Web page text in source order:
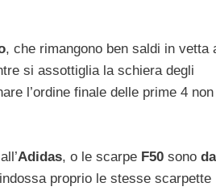
, che rimangono ben saldi in vetta
si assottiglia la schiera degli
l’ordine finale delle prime 4
Adidas, o le scarpe F50 sono
proprio le stesse scarpette